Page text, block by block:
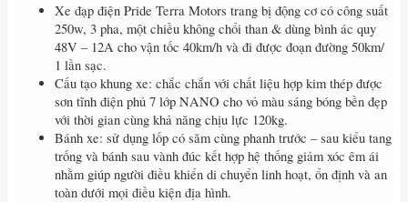
Xe đạp điện Pride Terra Motors trang bị động cơ có công suất
250w, 3 pha, một chiều không chổi than & dùng bình ác quy
48V – 12A cho vận tốc 40km/h và đi được đoạn đường 50km/
1 lần sạc.
Cấu tạo khung xe: chắc chắn với chất liệu hợp kim thép được
sơn tĩnh điện phủ 7 lớp NANO cho vỏ màu sáng bóng bền đẹp
với thời gian cùng khả năng chịu lực 120kg.
Bánh xe: sử dụng lốp có săm cùng phanh trước – sau kiểu tang
trống và bánh sau vành đúc kết hợp hệ thống giảm xóc êm ái
nhằm giúp người điều khiển di chuyển linh hoạt, ổn định và an
toàn dưới mọi điều kiện địa hình.